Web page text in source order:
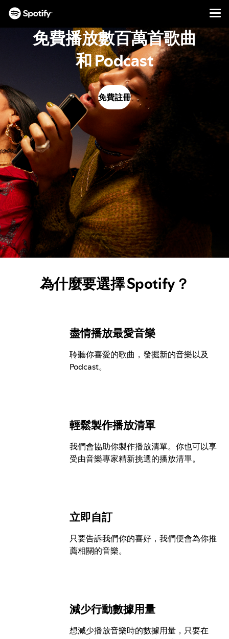
至
內
免費播放數百萬首歌曲
和 Podcast
免費註冊
為什麼要選擇 Spotify？
盡情播放最愛音樂
聆聽你喜愛的歌曲，發掘新的音樂以及
Podcast。
輕鬆製作播放清單
我們會協助你製作播放清單。你也可以享
受由音樂專家精新挑選的播放清單。
立即自訂
只要告訴我們你的喜好，我們便會為你推
薦相關的音樂。
減少行動數據用量
想減少播放音樂時的數據用量，只要在